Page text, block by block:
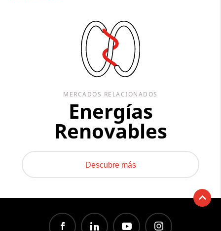
MERCADOS RELACIONADOS
Energías
Renovables
Descubre más